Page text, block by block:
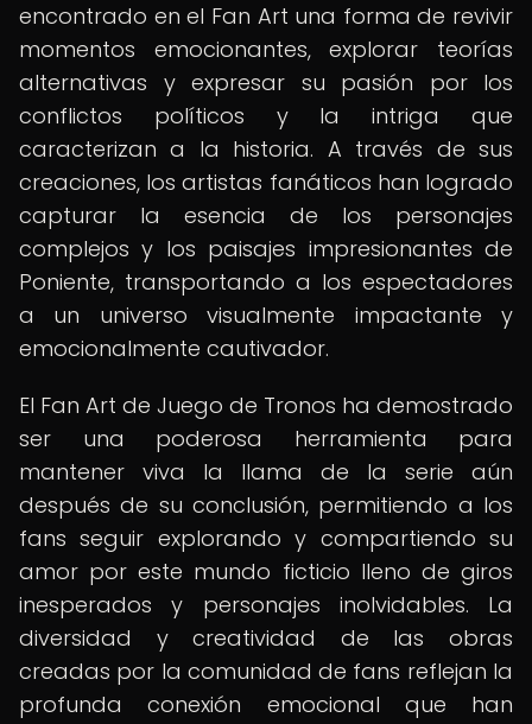
encontrado en el Fan Art una forma de revivir
momentos emocionantes, explorar teorías
alternativas y expresar su pasión por los
conflictos políticos y la intriga que
caracterizan a la historia. A través de sus
creaciones, los artistas fanáticos han logrado
capturar la esencia de los personajes
complejos y los paisajes impresionantes de
Poniente, transportando a los espectadores
a un universo visualmente impactante y
emocionalmente cautivador.
El Fan Art de Juego de Tronos ha demostrado
ser una poderosa herramienta para
mantener viva la llama de la serie aún
después de su conclusión, permitiendo a los
fans seguir explorando y compartiendo su
amor por este mundo ficticio lleno de giros
inesperados y personajes inolvidables. La
diversidad y creatividad de las obras
creadas por la comunidad de fans reflejan la
profunda conexión emocional que han